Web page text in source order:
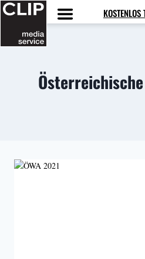
Zum
Inhalt
springen
KOSTENLOS